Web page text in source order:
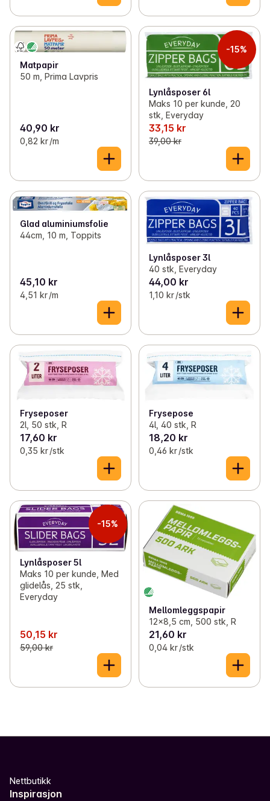
Matpapir
50 m, Prima Lavpris
40,90 kr
0,82 kr /m
-15%
Lynlåsposer 6l
Maks 10 per kunde, 20
stk, Everyday
33,15 kr
39,00 kr
Glad aluminiumsfolie
44cm, 10 m, Toppits
45,10 kr
4,51 kr /m
Lynlåsposer 3l
40 stk, Everyday
44,00 kr
1,10 kr /stk
Fryseposer
2l, 50 stk, R
17,60 kr
0,35 kr /stk
Frysepose
4l, 40 stk, R
18,20 kr
0,46 kr /stk
-15%
Lynlåsposer 5l
Maks 10 per kunde, Med
glidelås, 25 stk,
Everyday
50,15 kr
59,00 kr
Mellomleggspapir
12x8,5 cm, 500 stk, R
21,60 kr
0,04 kr /stk
Nettbutikk
Inspirasjon